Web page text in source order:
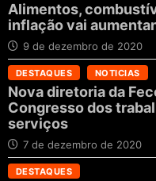
Alimentos,
inflação vai
9 de dezembro de 2020
DESTAQUES NOTICIAS
Nova diretoria da
Congresso dos
serviços
7 de dezembro de 2020
DESTAQUES